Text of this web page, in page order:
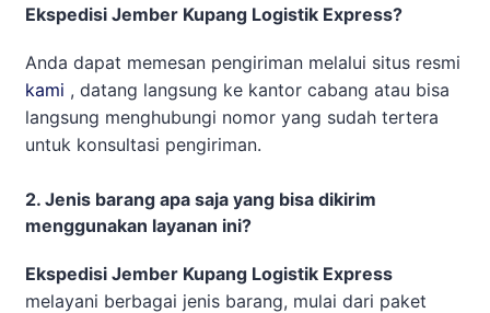
Ekspedisi Jember Kupang Logistik Express?
Anda dapat memesan pengiriman melalui situs resmi
kami , datang langsung ke kantor cabang atau bisa
langsung menghubungi nomor yang sudah tertera
untuk konsultasi pengiriman.
2. Jenis barang apa saja yang bisa dikirim
menggunakan layanan ini?
Ekspedisi Jember Kupang Logistik Express
melayani berbagai jenis barang, mulai dari paket